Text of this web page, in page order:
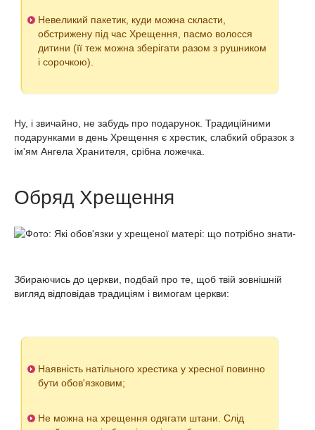
Невеликий пакетик, куди можна скласти,
обстрижену під час Хрещення, пасмо волосся
дитини (її теж можна зберігати разом з рушником
і сорочкою).
Ну, і звичайно, не забудь про подарунок. Традиційними
подарунками в день Хрещення є хрестик, слабкий образок з
ім'ям Ангела Хранителя, срібна ложечка.
Обряд Хрещення
Збираючись до церкви, подбай про те, щоб твій зовнішній
вигляд відповідав традиціям і вимогам церкви:
Наявність натільного хрестика у хресної повинно
бути обов'язковим;
Не можна на хрещення одягати штани. Слід